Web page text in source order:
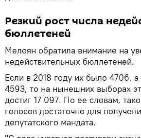
Резкий рост числа
бюллетеней
Мелоян обратила внимание на
недействительных бюллетеней.
Если в 2018 году их было 4706, а
4593, то на нынешних выборах
достиг 17 097. По ее словам,
голосов достаточно для
депутатского мандата.